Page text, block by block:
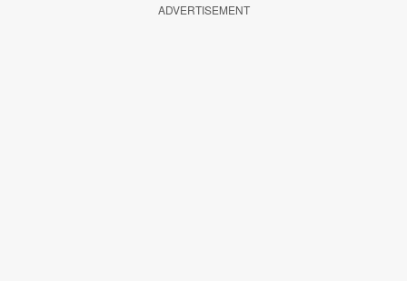
ADVERTISEMENT